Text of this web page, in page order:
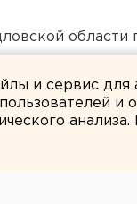
и сервис
и